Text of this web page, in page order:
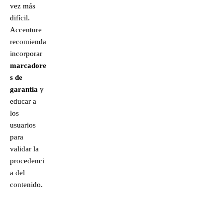
vez más
difícil.
Accenture
recomienda
incorporar
marcadore
s de
garantía y
educar a
los
usuarios
para
validar la
procedenci
a del
contenido.